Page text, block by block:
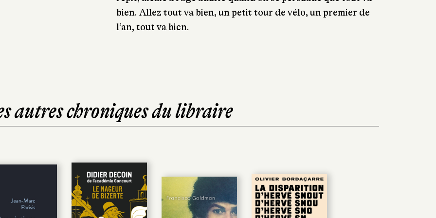
bien. Allez tout va bien, un petit tour de vélo, un premier de
l’an, tout va bien.
autres chroniques du libraire